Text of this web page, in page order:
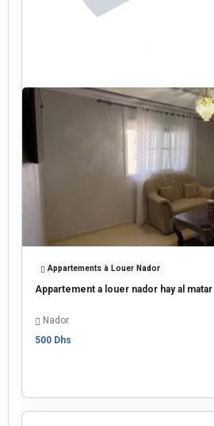
Appartements à Louer Nador
Appartement a louer nador hay al matar
Nador
500 Dhs